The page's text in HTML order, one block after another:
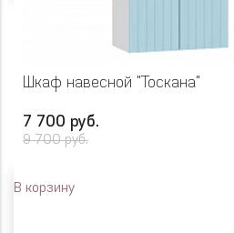
Шкаф навесной "Тоскана"
7 700 руб.
9 700 руб.
В корзину